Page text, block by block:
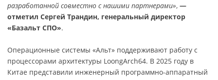
разработанной совместно с нашими партнерами», —
отметил Сергей Трандин, генеральный директор
«Базальт СПО».
Операционные системы «Альт» поддерживают работу с
процессорами архитектуры LoongArch64. В 2025 году в
Китае представили инженерный программно-аппаратный